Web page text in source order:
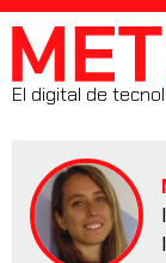
El digital de